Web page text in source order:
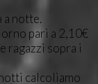
a notte.
pari a 2,10€
ragazzi sopra i
calcoliamo